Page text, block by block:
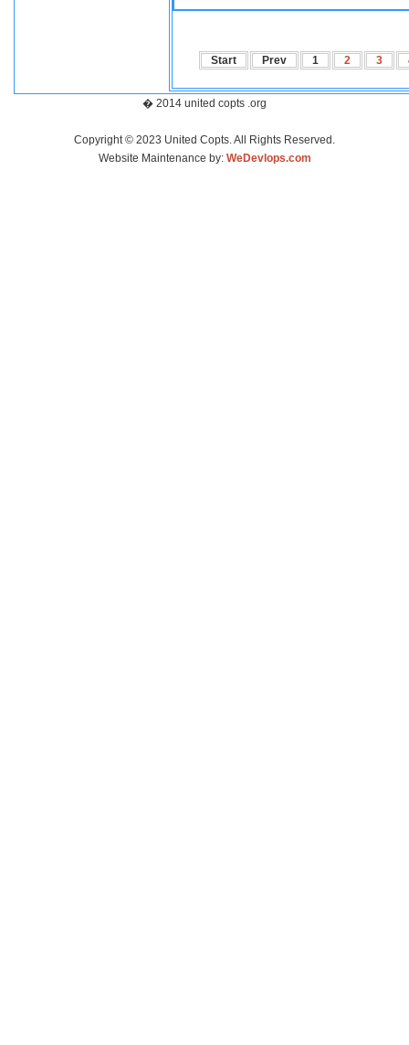
Start Prev 1 2 3
� 2014 united copts .org
Copyright © 2023 United Copts. All Rights Reserved.
Website Maintenance by: WeDevlops.com